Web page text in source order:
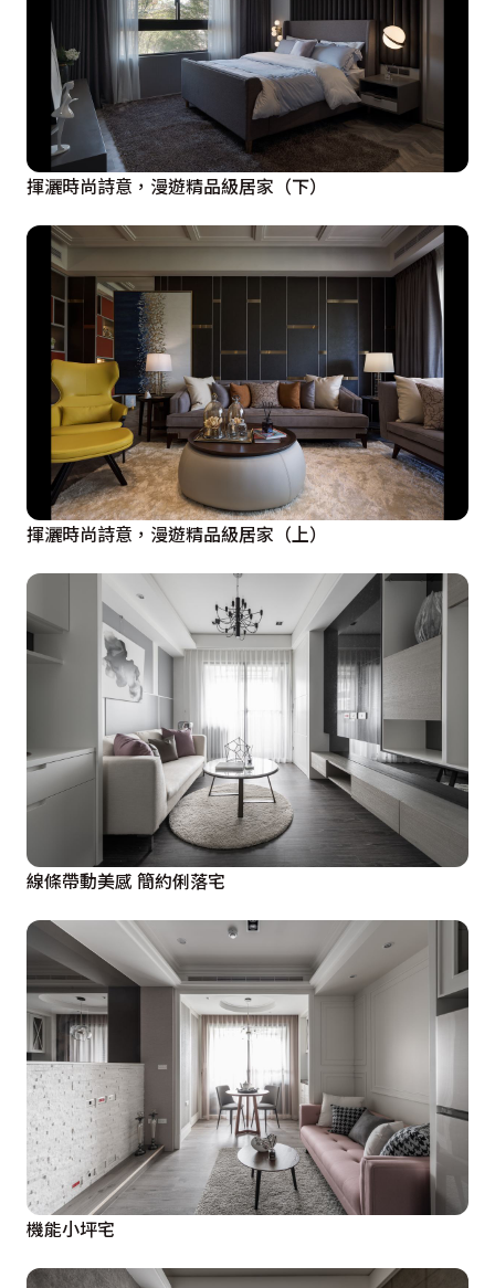
揮灑時尚詩意，漫遊精品級居家（下）
揮灑時尚詩意，漫遊精品級居家（上）
線條帶動美感 簡約俐落宅
機能小坪宅